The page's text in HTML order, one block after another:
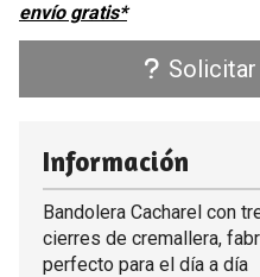
envío gratis*
Información
Bandolera Cacharel con
cierres de cremallera,
perfecto para el día a día